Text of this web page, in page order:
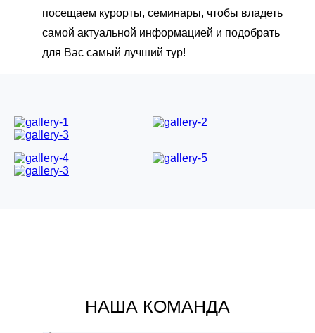
посещаем курорты, семинары, чтобы владеть
самой актуальной информацией и подобрать
для Вас самый лучший тур!
НАША КОМАНДА